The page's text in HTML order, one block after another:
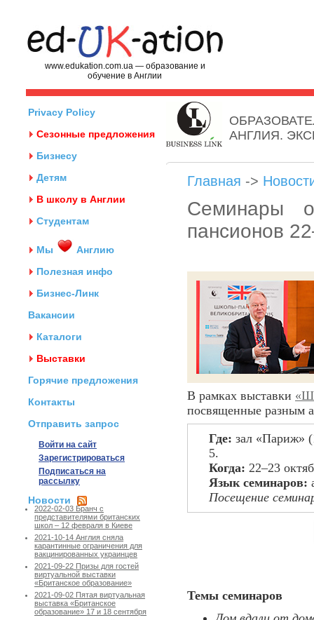
www.edukation.com.ua — образование и
обучение в Англии
Privacy Policy
Сезонные предложения
Бизнесу
Детям
В школу в Англии
Студентам
Мы
Англию
Полезная инфо
Бизнес-Линк
Вакансии
Каталоги
Выставки
Горячие предложения
Контакты
Отправить запрос
Войти на сайт
Зарегистрироваться
Подписаться на
рассылку
Новости
2022-02-03 Бранч с
представителями британских
школ – 12 февраля в Киеве
2021-10-14 Англия сняла
карантинные ограничения для
вакцинированных украинцев
2021-09-22 Призы для гостей
виртуальной выставки
«Британское образование»
2021-09-02 Пятая виртуальная
выставка «Британское
образование» 17 и 18 сентября
АНГЛИЯ.
Главная ->
Семинары
пансионов
В рамках выставки
посвященные разным
Где: зал «Париж»
5.
Когда: 22–23
Язык семинаров:
Посещение
Темы семинаров